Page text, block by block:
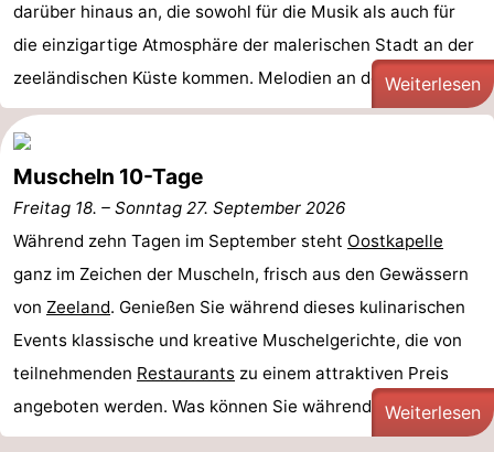
darüber hinaus an, die sowohl für die Musik als auch für
die einzigartige Atmosphäre der malerischen Stadt an der
zeeländischen Küste kommen. Melodien an der ...Weiterlesen
Muscheln 10-Tage
Freitag 18. – Sonntag 27. September 2026
Während zehn Tagen im September steht Oostkapelle
ganz im Zeichen der Muscheln, frisch aus den Gewässern
von Zeeland. Genießen Sie während dieses kulinarischen
Events klassische und kreative Muschelgerichte, die von
teilnehmenden Restaurants zu einem attraktiven Preis
angeboten werden. Was können Sie während der ...Weiterlesen